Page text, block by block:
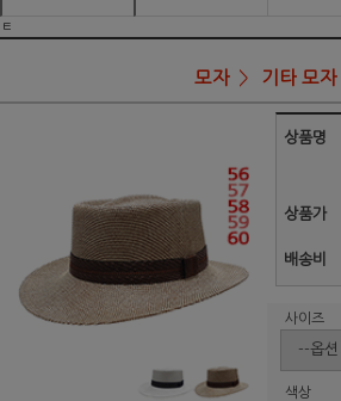
ㅌ
모자 기타 모자
상품명
상품가
배송비
사이즈
색상